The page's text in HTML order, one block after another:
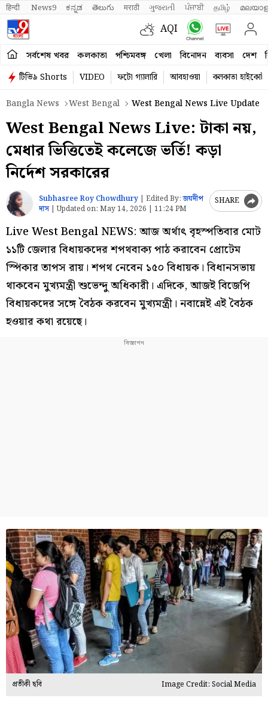
हिन्दी News9 ಕನ್ನಡ తెలుగు मराठी ગુજરાતી ਪੰਜਾਬੀ தமிழ்
AQI
সর্বশেষ খবর কলকাতা পশ্চিমবঙ্গ খেলা বিনোদন ব্যবসা দেশ
টিভি৯ Shorts VIDEO ফটো গ্যালারি আবহাওয়া
কলকাতা হাইকোর্ট
Bangla News
West Bengal West Bengal News Live Update
West Bengal News Live: টাকা নয়,
মেধার ভিত্তিতেই কলেজে ভর্তি! কড়া
নির্দেশ সরকারের
Subhasree Roy Chowdhury | Edited By:জয়দীপ
দাস |Updated on: May 14, 2026 | 11:24 PM
SHARE
Live West Bengal NEWS: আজ অর্থাৎ বৃহস্পতিবার মোট
১১টি জেলার বিধায়কদের শপথবাক্য পাঠ করাবেন প্রোটেম
স্পিকার তাপস রায়। শপথ নেবেন ১৫০ বিধায়ক। বিধানসভায়
থাকবেন মুখ্যমন্ত্রী শুভেন্দু অধিকারী। এদিকে, আজই বিজেপি
বিধায়কদের সঙ্গে বৈঠক করবেন মুখ্যমন্ত্রী। নবান্নেই এই বৈঠক
হওয়ার কথা রয়েছে।
প্রতীকী ছবি Image Credit: Social Media